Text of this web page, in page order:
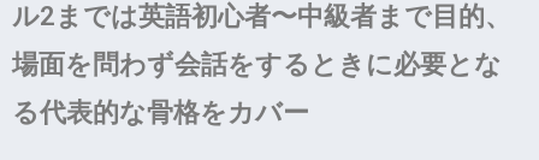
ル2までは英語初心者〜中級者まで目的、
場面を問わず会話をするときに必要とな
る代表的な骨格をカバー